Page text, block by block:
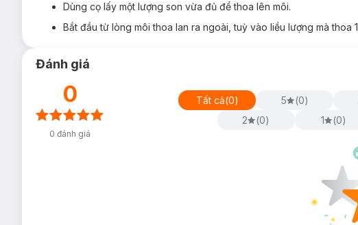
chính
Dùng cọ lấy một lượng son vừa đủ để thoa lên môi.
Bắt đầu từ lòng môi thoa lan ra ngoài, tuỳ vào liều lượng mà thoa
Đánh giá
0
0 đánh giá
Tất cả(0) 5 (0)
2
(0) 1 (0)